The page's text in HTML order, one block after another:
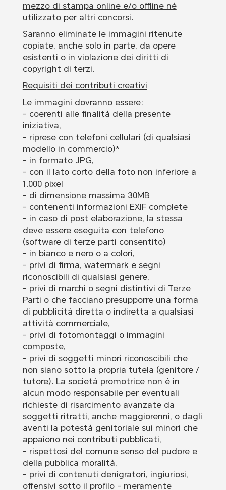
mezzo di stampa online e/o offline né
utilizzato per altri concorsi.
Saranno eliminate le immagini ritenute
copiate, anche solo in parte, da opere
esistenti o in violazione dei diritti di
copyright di terzi.
Requisiti dei contributi creativi
Le immagini dovranno essere:
- coerenti alle finalità della presente
iniziativa,
- riprese con telefoni cellulari (di qualsiasi
modello in commercio)*
- in formato JPG,
- con il lato corto della foto non inferiore a
1.000 pixel
- di dimensione massima 30MB
- contenenti informazioni EXIF complete
- in caso di post elaborazione, la stessa
deve essere eseguita con telefono
(software di terze parti consentito)
- in bianco e nero o a colori,
- privi di firma, watermark e segni
riconoscibili di qualsiasi genere,
- privi di marchi o segni distintivi di Terze
Parti o che facciano presupporre una forma
di pubblicità diretta o indiretta a qualsiasi
attività commerciale,
- privi di fotomontaggi o immagini
composte,
- privi di soggetti minori riconoscibili che
non siano sotto la propria tutela (genitore /
tutore). La società promotrice non è in
alcun modo responsabile per eventuali
richieste di risarcimento avanzate da
soggetti ritratti, anche maggiorenni, o dagli
aventi la potestà genitoriale sui minori che
appaiono nei contributi pubblicati,
- rispettosi del comune senso del pudore e
della pubblica moralità,
- privi di contenuti denigratori, ingiuriosi,
offensivi sotto il profilo - meramente